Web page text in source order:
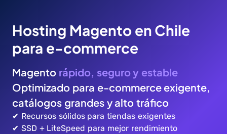
Hosting Magento en Chile
para e-commerce
Magento rápido, seguro y estable
Optimizado para e-commerce exigente,
catálogos grandes y alto tráfico
✔ Recursos sólidos para tiendas exigentes
✔ SSD + LiteSpeed para mejor rendimiento